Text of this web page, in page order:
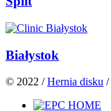
Białystok
© 2022 /Hernia disku /